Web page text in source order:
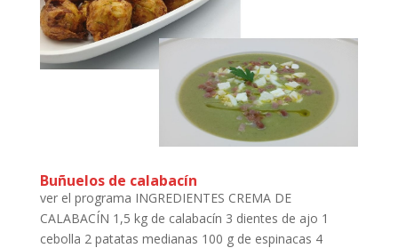
Buñuelos de calabacín
ver el programa INGREDIENTES CREMA DE
CALABACÍN 1,5 kg de calabacín 3 dientes de ajo 1
cebolla 2 patatas medianas 100 g de espinacas 4